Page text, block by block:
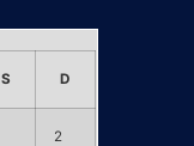
S D
2